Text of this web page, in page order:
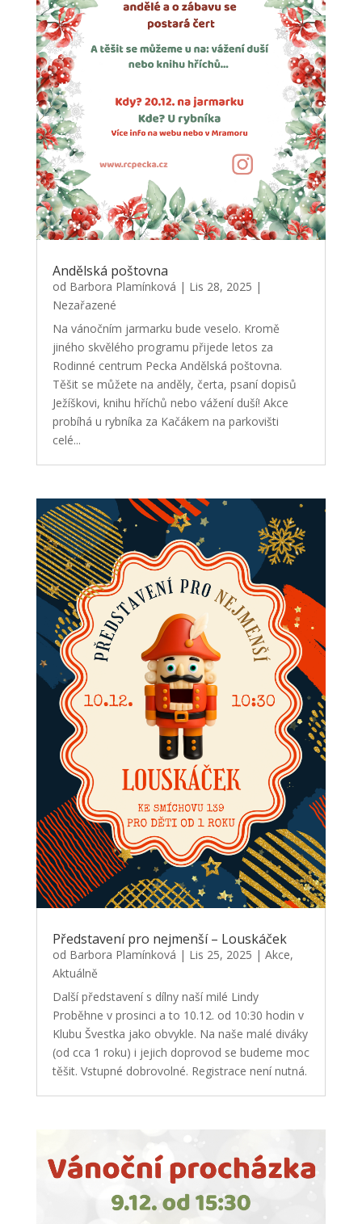
Andělská poštovna
od Barbora Plamínková | Lis 28, 2025 |
Nezařazené
Na vánočním jarmarku bude veselo. Kromě
jiného skvělého programu přijede letos za
Rodinné centrum Pecka Andělská poštovna.
Těšit se můžete na anděly, čerta, psaní dopisů
Ježíškovi, knihu hříchů nebo vážení duší! Akce
probíhá u rybníka za Kačákem na parkovišti
celé...
Představení pro nejmenší – Louskáček
od Barbora Plamínková | Lis 25, 2025 | Akce,
Aktuálně
Další představení s dílny naší milé Lindy
Proběhne v prosinci a to 10.12. od 10:30 hodin v
Klubu Švestka jako obvykle. Na naše malé diváky
(od cca 1 roku) i jejich doprovod se budeme moc
těšit. Vstupné dobrovolné. Registrace není nutná.